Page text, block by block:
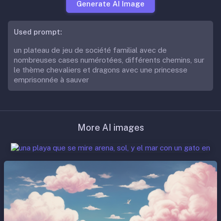
Generate AI Image
Used prompt:
un plateau de jeu de société familial avec de
nombreuses cases numérotées, différents chemins, sur
le thème chevaliers et dragons avec une princesse
emprisonnée à sauver
More AI images